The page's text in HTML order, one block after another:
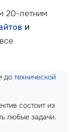
20-летним
и
до технической
состоит из
любые задачи.